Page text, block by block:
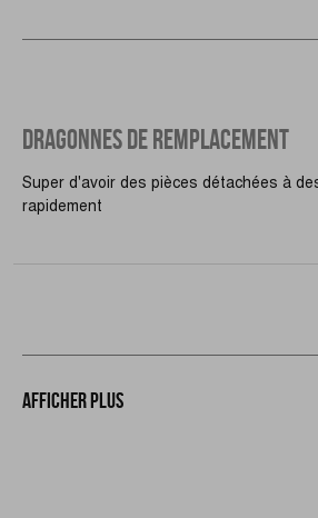
DRAGONNES DE REMPLACEMENT
Super d'avoir des pièces détachées à
rapidement
Afficher plus